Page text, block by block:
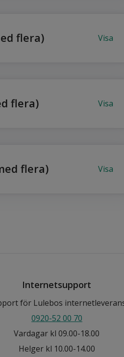
flera) Visa
flera) Visa
flera) Visa
Internetsupport
för Lulebos
0920-52 00 70
Vardagar kl 09.00-18.00
Helger kl 10.00-14.00